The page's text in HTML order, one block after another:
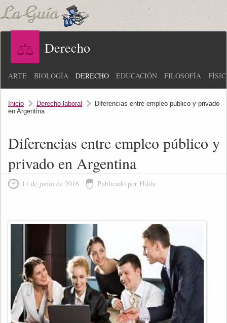
Derecho
ARTE BIOLOGÍA DERECHO EDUCACIÓN FILOSOFÍA
Inicio Derecho laboral
Diferencias entre empleo público y privado
en Argentina
Diferencias entre empleo público y
privado en Argentina
11 de junio de 2016 Publicado por Hilda